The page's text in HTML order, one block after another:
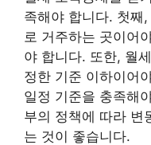
족해야 합니다. 첫째
로 거주하는 곳이어
야 합니다. 또한, 월
정한 기준 이하이어
일정 기준을 충족해
부의 정책에 따라 변
는 것이 좋습니다.